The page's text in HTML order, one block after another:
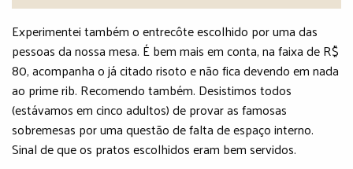
Experimentei também o entrecôte escolhido por uma das
pessoas da nossa mesa. É bem mais em conta, na faixa de R$
80, acompanha o já citado risoto e não fica devendo em nada
ao prime rib. Recomendo também. Desistimos todos
(estávamos em cinco adultos) de provar as famosas
sobremesas por uma questão de falta de espaço interno.
Sinal de que os pratos escolhidos eram bem servidos.